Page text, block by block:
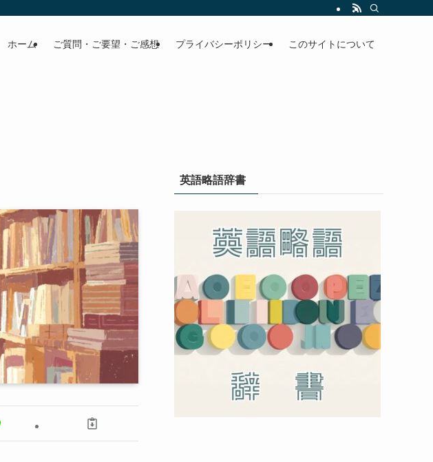
ホーム ご質問・ご要望・ご感想 プライバシーポリシー このサイトについて
英語略語辞書